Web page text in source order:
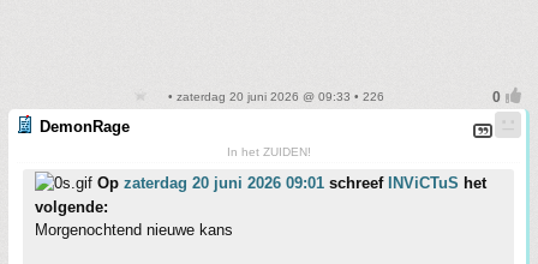
• zaterdag 20 juni 2026 @ 09:33 • 226
DemonRage
In het ZUIDEN!
Op zaterdag 20 juni 2026 09:01 schreef INViCTuS het
volgende:
Morgenochtend nieuwe kans